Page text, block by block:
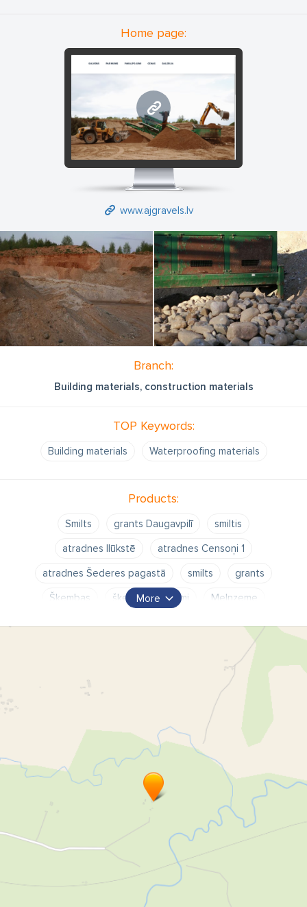
Home page:
www.ajgravels.lv
www.ajgravels.lv
Branch:
Building materials, construction materials
TOP Keywords:
Building materials Waterproofing materials
Products:
Smilts grants Daugavpilī
smiltis
atradnes Ilūkstē
atradnes Censoņi 1
atradnes Šederes pagastā
smilts
grants
Šķembas
šķembu maisījumi
Melnzeme
More